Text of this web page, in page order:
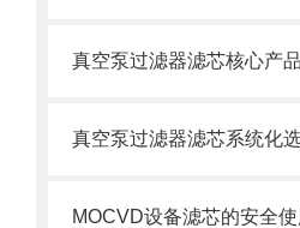
真空泵过滤器滤芯核心产
真空泵过滤器滤芯系统化
MOCVD设备滤芯的安全